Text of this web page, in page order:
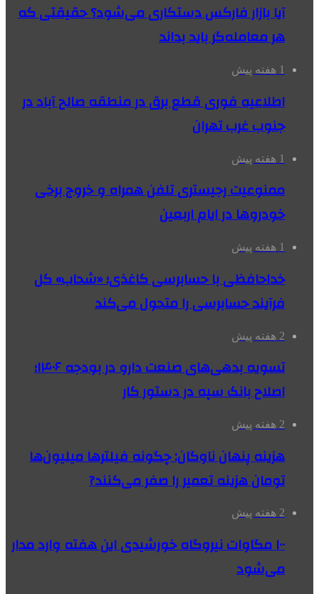
آیا بازار فارکس دستکاری می‌شود؟ حقیقتی که
هر معامله‌گر باید بداند
1 هفته پیش
اطلاعیه فوری قطع برق در منطقه صالح آباد در
جنوب غرب تهران
1 هفته پیش
ممنوعیت رجیستری تلفن همراه و خروج برخی
خودروها در ایام اربعین
1 هفته پیش
خداحافظی با حسابرسی کاغذی؛ «شحاب» کل
فرآیند حسابرسی را متحول می‌کند
2 هفته پیش
تسویه بدهی‌های صنعت دارو در بودجه ۱۴۰۶؛
اصلاح بانک سپه در دستور کار
2 هفته پیش
هزینه پنهان ناوگان: چگونه فیلترها میلیون‌ها
تومان هزینه تعمیر را صفر می‌کنند?
2 هفته پیش
۱۰۰ مگاوات نیروگاه‌ خورشیدی این هفته وارد مدار
می‌شود